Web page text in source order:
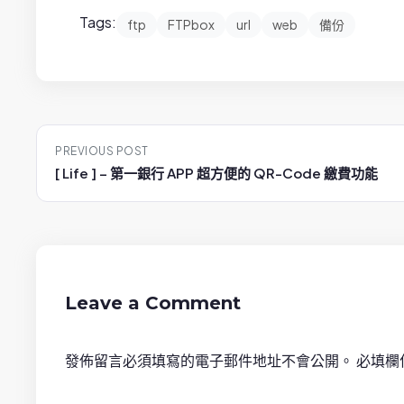
Tags: ftp FTPbox url web 備份
PPREVIOUS POST
[ Life ] – 第一銀行 APP 超方便的 QR-Code 繳費功能
Leave a Comment
發佈留言必須填寫的電子郵件地址不會公開。 必填欄